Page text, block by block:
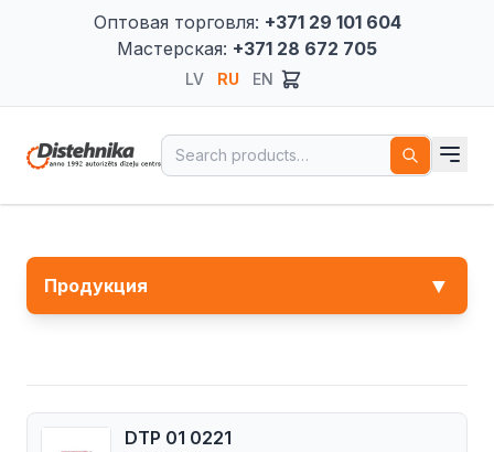
Оптовая торговля: +371 29 101 604
Мастерская: +371 28 672 705
LV RU EN
Search for:
Продукция ▼
DTP 01 0221